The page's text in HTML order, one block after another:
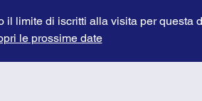
il limite di iscritti alla visita per questa
le prossime date